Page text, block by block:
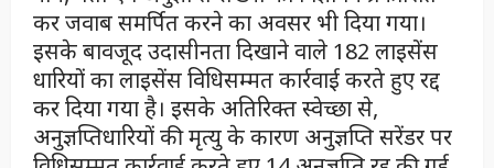
कर जवाब समर्पित करने का अवसर भी दिया गया।
इसके बावजूद उदासीनता दिखाने वाले 182 लाइसेंस
धारियों का लाइसेंस विधिसम्मत कार्रवाई करते हुए रद्द
कर दिया गया है। इसके अतिरिक्त स्वेच्छा से,
अनुज्ञप्तिधारियों की मृत्यु के कारण अनुज्ञप्ति सरेंडर पर